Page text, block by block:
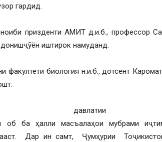
гардид.
призденти АМИТ д.и.б., профессор
иштирок намуданд.
факултети биология н.и.б., дотсент
давлатии
об ба ҳалли масъалаҳои мубрами
Дар ин самт, Ҷумҳурии